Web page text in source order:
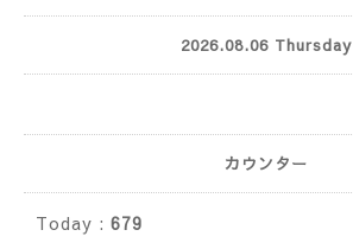
2026.08.06 Thursday
カウンター
Today : 679